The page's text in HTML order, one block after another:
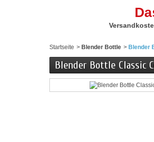
Startseite > Blender Bottle > Blender
Blender Bottle Classic